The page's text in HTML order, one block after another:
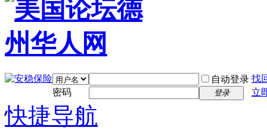
自动登录 找
密码
登录 立
快捷导航